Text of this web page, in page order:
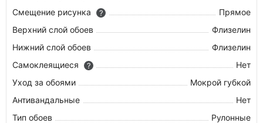
Смещение рисунка
?
Прямое
Верхний слой обоев
Флизелин
Нижний слой обоев
Флизелин
Самоклеящиеся
?
Нет
Уход за обоями
Мокрой губкой
Антивандальные
Нет
Тип обоев
Рулонные